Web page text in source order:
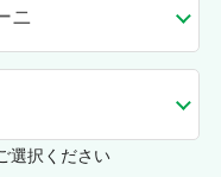
選択ください